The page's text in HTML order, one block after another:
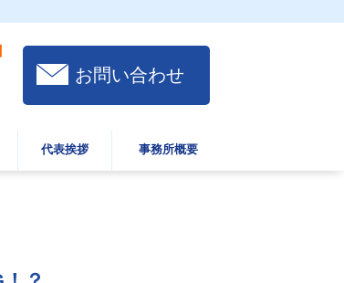
お問い合わせ
代表挨拶 事務所概要